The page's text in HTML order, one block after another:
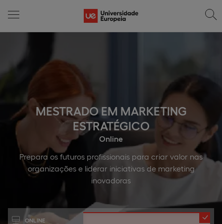
MESTRADO EM MARKETING
ESTRATÉGICO
Online
Prepara os futuros profissionais para criar valor nas
organizações e liderar iniciativas de marketing
inovadoras
ONLINE